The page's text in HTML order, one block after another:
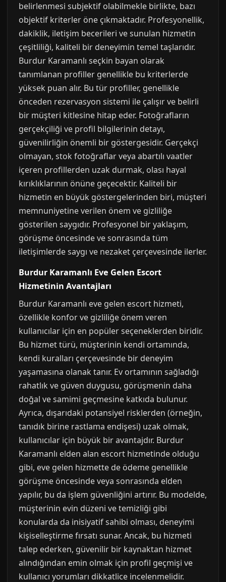
belirlenmesi subjektif olabilmekle birlikte, bazı
objektif kriterler öne çıkmaktadır. Profesyonellik,
dakiklik, iletişim becerileri ve sunulan hizmetin
çeşitliliği, kaliteli bir deneyimin temel taşlarıdır.
Burdur Karamanlı seçkin bayan olarak
tanımlanan profiller genellikle bu kriterlerde
yüksek puan alır. Bu tür profiller, genellikle
önceden rezervasyon sistemi ile çalışır ve belirli
bir müşteri kitlesine hitap eder. Fotoğrafların
gerçekçiliği ve profil bilgilerinin detayı,
güvenilirliğin önemli bir göstergesidir. Gerçekçi
olmayan, stok fotoğraflar veya abartılı vaatler
içeren profillerden uzak durmak, olası hayal
kırıklıklarının önüne geçecektir. Kaliteli bir
hizmetin en büyük göstergelerinden biri, müşteri
memnuniyetine verilen önem ve gizliliğe
gösterilen saygıdır. Profesyonel bir yaklaşım,
görüşme öncesinde ve sonrasında tüm
iletişimlerde saygı ve nezaket çerçevesinde ilerler.
Burdur Karamanlı Eve Gelen Escort
Hizmetinin Avantajları
Burdur Karamanlı eve gelen escort hizmeti,
özellikle konfor ve gizliliğe önem veren
kullanıcılar için en popüler seçeneklerden biridir.
Bu hizmet türü, müşterinin kendi ortamında,
kendi kuralları çerçevesinde bir deneyim
yaşamasına olanak tanır. Ev ortamının sağladığı
rahatlık ve güven duygusu, görüşmenin daha
doğal ve samimi geçmesine katkıda bulunur.
Ayrıca, dışarıdaki potansiyel risklerden (örneğin,
tanıdık birine rastlama endişesi) uzak olmak,
kullanıcılar için büyük bir avantajdır. Burdur
Karamanlı elden alan escort hizmetinde olduğu
gibi, eve gelen hizmette de ödeme genellikle
görüşme öncesinde veya sonrasında elden
yapılır, bu da işlem güvenliğini artırır. Bu modelde,
müşterinin evin düzeni ve temizliği gibi
konularda da inisiyatif sahibi olması, deneyimi
kişiselleştirme fırsatı sunar. Ancak, bu hizmeti
talep ederken, güvenilir bir kaynaktan hizmet
alındığından emin olmak için profil geçmişi ve
kullanıcı yorumları dikkatlice incelenmelidir.